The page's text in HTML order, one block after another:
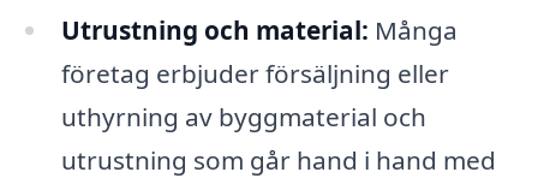
Utrustning och material: Många
företag erbjuder försäljning eller
uthyrning av byggmaterial och
utrustning som går hand i hand med